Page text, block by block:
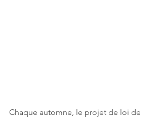
Chaque automne, le projet de loi de